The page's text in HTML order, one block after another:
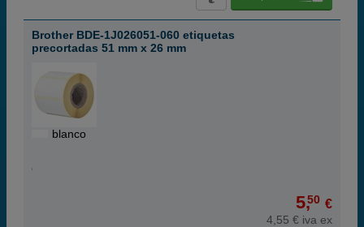
Brother BDE-1J026051-060 etiquetas
precortadas 51 mm x 26 mm
blanco
5,50 €
4,55 € iva ex